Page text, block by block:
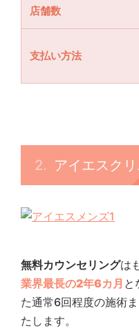
店舗数
支払い方法
アイエスク
無料カウンセリングは
業界最長の2年6カ月 と
た通常6回程度の施術
たします。